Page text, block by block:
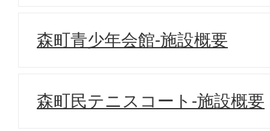
森町青少年会館-施設概要
森町民テニスコート-施設概要